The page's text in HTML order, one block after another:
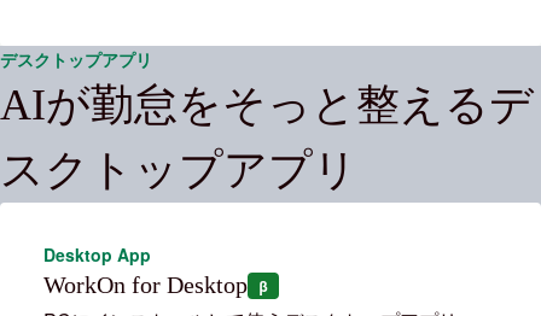
デスクトップアプリ
AIが勤怠をそっと整えるデ
スクトップアプリ
Desktop App
WorkOn for Desktop β